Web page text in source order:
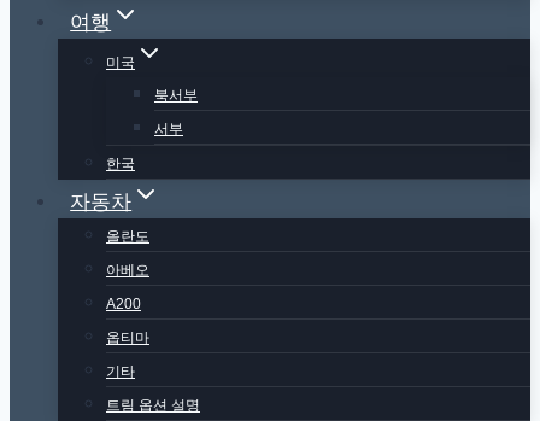
여행
미국
북서부
서부
한국
자동차
올란도
아베오
A200
옵티마
기타
트림 옵션 설명